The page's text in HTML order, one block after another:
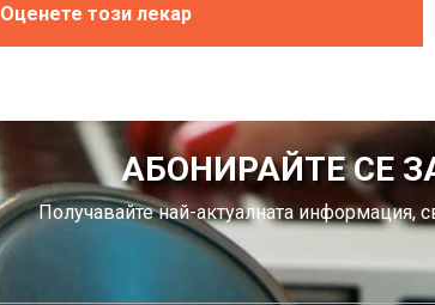
Оценете този лекар
АБОНИРАЙТЕ СЕ
Получавайте най-актуалната информация,